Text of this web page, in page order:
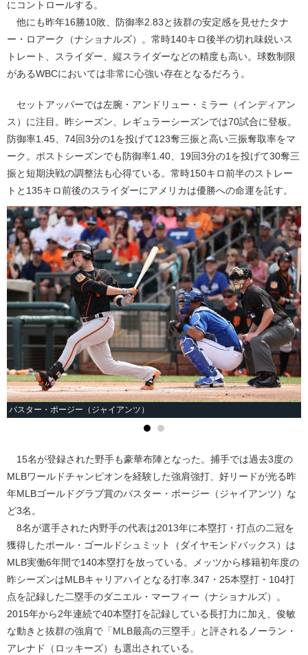
にコントロールする。
他にも昨年16勝10敗、防御率2.83と抜群の安定感を見せたタナ
ー・ロアーク（ナショナルズ）。常時140キロ後半の切れ味鋭いス
トレート、スライダー、縦スライダーなどの精度も高い。球数制限
があるWBCにおいては非常に心強い存在となるだろう。
セットアッパーでは左腕・アンドリュー・ミラー（インディアン
ス）に注目。昨シーズン、レギュラーシーズンでは70試合に登板。
防御率1.45、74回3分の1を投げて123奪三振と高い三振奪取率をマ
ーク。ポストシーズンでも防御率1.40、19回3分の1を投げて30奪三
振と短期決戦の調整法も心得ている。常時150キロ前半のストレー
トと135キロ前後のスライダーにアメリカは優勝への命運を託す。
バスター・ポージー（ジャイアンツ）
15名が登録された野手も豪華布陣となった。捕手では過去3度の
MLBワールドチャンピオンを経験した強肩強打、好リードが光る昨
年MLBゴールドグラブ賞のバスター・ポージー（ジャイアンツ）な
ど3名。
8名が選手された内野手の代表は2013年に本塁打・打点の二冠を
獲得したポール・ゴールドシュミット（ダイヤモンドバックス）は
MLB実働6年間で140本塁打を放っている。メッツから移籍初年度の
昨シーズンはMLBキャリアハイとなる打率.347・25本塁打・104打
点を記録した二塁手のダニエル・マーフィー（ナショナルズ）。
2015年から2年連続で40本塁打を記録している長打力に加え、俊敏
な動きと抜群の強肩で「MLB最高の三塁手」と評されるノーラン・
アレナド（ロッキーズ）も選出されている。